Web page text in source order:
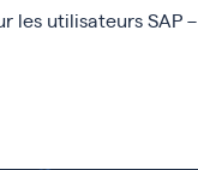
les utilisateurs SAP –